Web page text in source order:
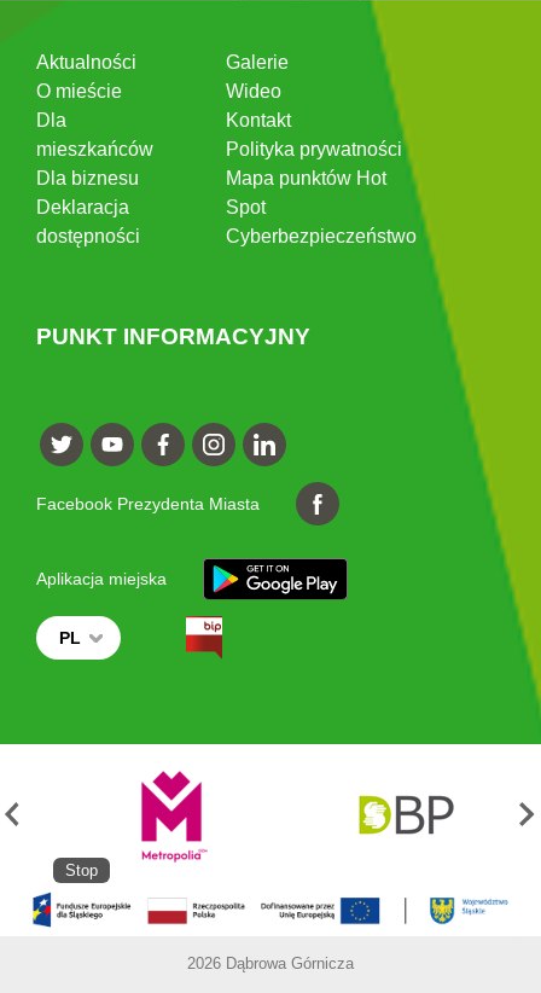
Aktualności
O mieście
Dla
mieszkańców
Dla biznesu
Deklaracja
dostępności
Galerie
Wideo
Kontakt
Polityka prywatności
Mapa punktów Hot
Spot
Cyberbezpieczeństwo
PUNKT INFORMACYJNY
Facebook Prezydenta Miasta
Aplikacja miejska
PL
Stop
2026 Dąbrowa Górnicza